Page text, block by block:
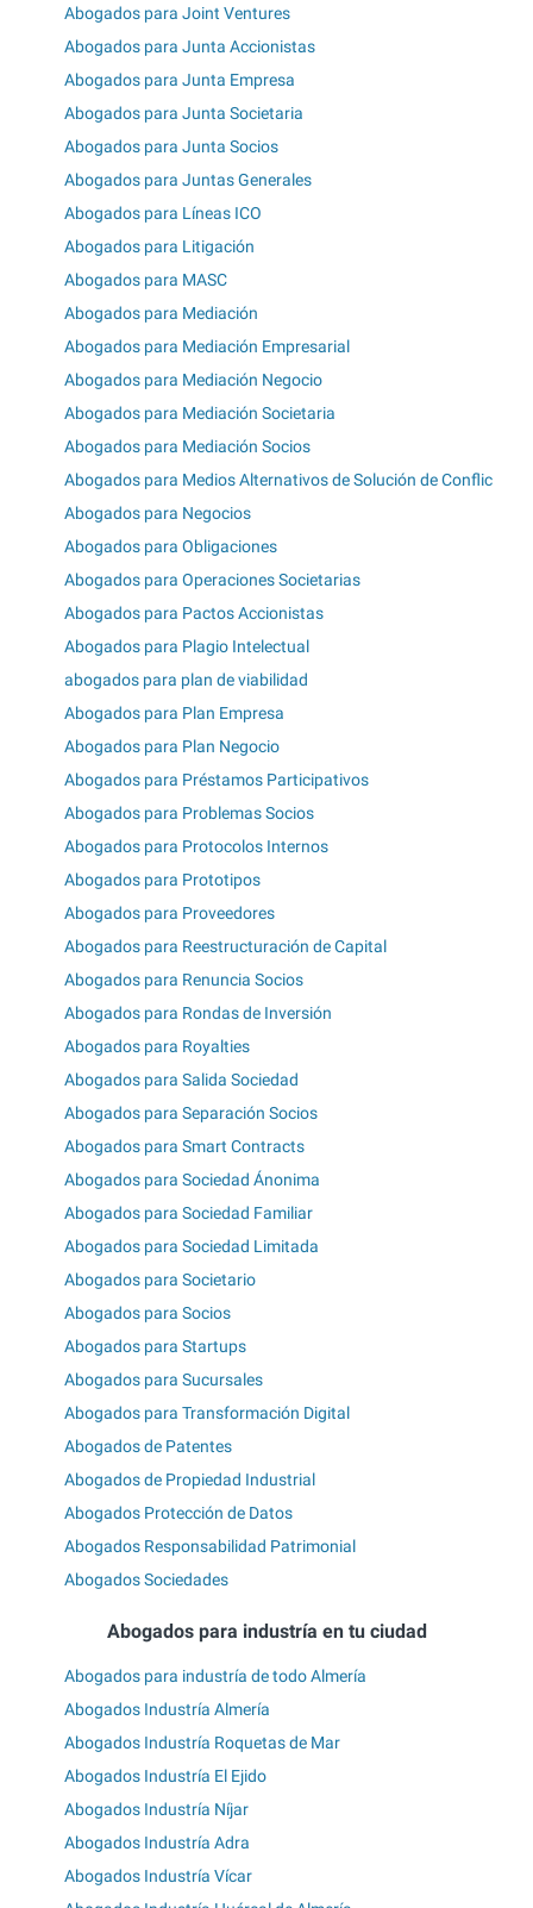
Abogados para Joint Ventures
Abogados para Junta Accionistas
Abogados para Junta Empresa
Abogados para Junta Societaria
Abogados para Junta Socios
Abogados para Juntas Generales
Abogados para Líneas ICO
Abogados para Litigación
Abogados para MASC
Abogados para Mediación
Abogados para Mediación Empresarial
Abogados para Mediación Negocio
Abogados para Mediación Societaria
Abogados para Mediación Socios
Abogados para Medios Alternativos de Solución de Conflic
Abogados para Negocios
Abogados para Obligaciones
Abogados para Operaciones Societarias
Abogados para Pactos Accionistas
Abogados para Plagio Intelectual
abogados para plan de viabilidad
Abogados para Plan Empresa
Abogados para Plan Negocio
Abogados para Préstamos Participativos
Abogados para Problemas Socios
Abogados para Protocolos Internos
Abogados para Prototipos
Abogados para Proveedores
Abogados para Reestructuración de Capital
Abogados para Renuncia Socios
Abogados para Rondas de Inversión
Abogados para Royalties
Abogados para Salida Sociedad
Abogados para Separación Socios
Abogados para Smart Contracts
Abogados para Sociedad Ánonima
Abogados para Sociedad Familiar
Abogados para Sociedad Limitada
Abogados para Societario
Abogados para Socios
Abogados para Startups
Abogados para Sucursales
Abogados para Transformación Digital
Abogados de Patentes
Abogados de Propiedad Industrial
Abogados Protección de Datos
Abogados Responsabilidad Patrimonial
Abogados Sociedades
Abogados para industría en tu ciudad
Abogados para industría de todo Almería
Abogados Industría Almería
Abogados Industría Roquetas de Mar
Abogados Industría El Ejido
Abogados Industría Níjar
Abogados Industría Adra
Abogados Industría Vícar